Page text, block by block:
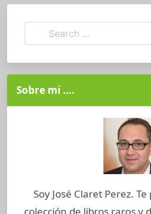
Sobre mi ….
Soy José Claret Perez.
colección de libros raros y